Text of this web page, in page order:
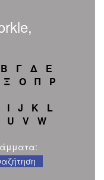
Β Γ Δ
Ε
Ξ Ο Π
Ρ
I J K
L
U V
W